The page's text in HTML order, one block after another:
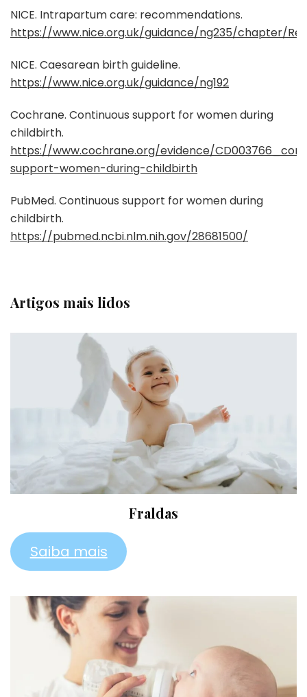
NICE. Intrapartum care: recommendations.
https://www.nice.org.uk/guidance/ng235/chapter/
NICE. Caesarean birth guideline.
https://www.nice.org.uk/guidance/ng192
Cochrane. Continuous support for women during
childbirth.
https://www.cochrane.org/evidence/
support-women-during-childbirth
PubMed. Continuous support for women during
childbirth.
https://pubmed.ncbi.nlm.nih.gov/28681500/
Artigos mais lidos
Fraldas
Saiba mais